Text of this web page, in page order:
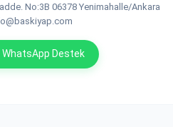
No:3B 06378 Yenimahalle/Ankara
WhatsApp Destek